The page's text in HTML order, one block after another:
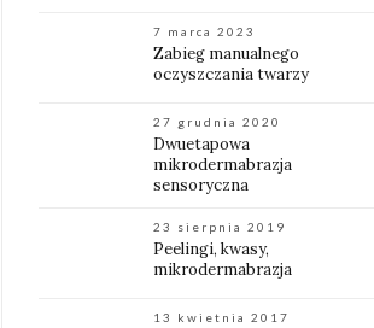
7 marca 2023
Zabieg manualnego
oczyszczania twarzy
27 grudnia 2020
Dwuetapowa
mikrodermabrazja
sensoryczna
23 sierpnia 2019
Peelingi, kwasy,
mikrodermabrazja
13 kwietnia 2017